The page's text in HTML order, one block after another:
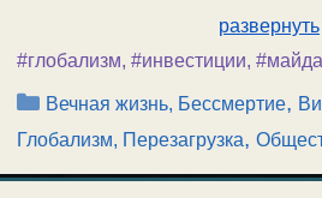
развернуть
#глобализм, #инвестиции,
Рубрики
Вечная жизнь, Бессмертие,
Глобализм, Перезагрузка,